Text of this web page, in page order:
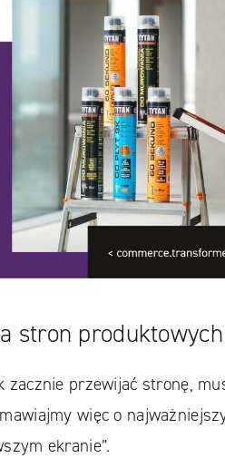
stron produktowych
zacznie przewijać stronę,
więc o
ekranie”.